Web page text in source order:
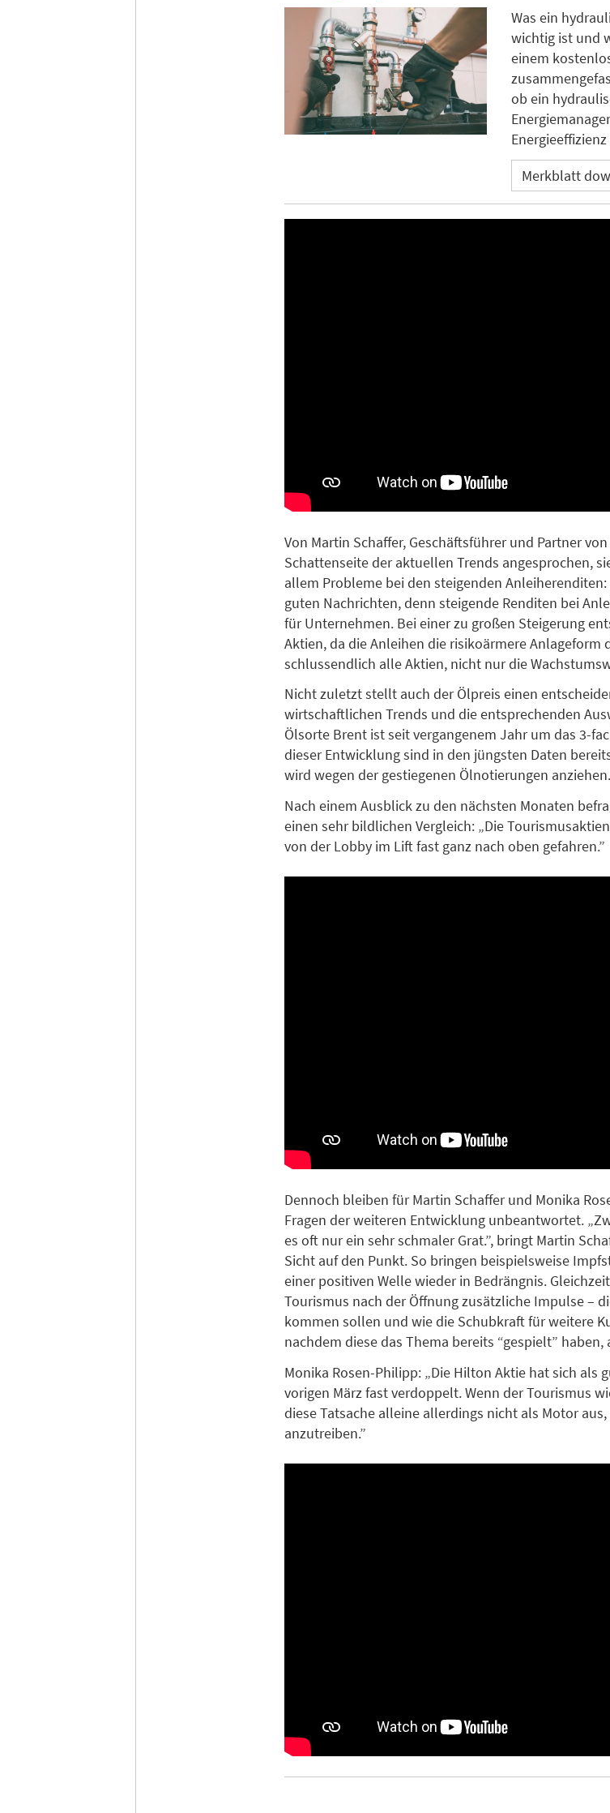
Was ein
wichtig ist und
einem
ob ein
Merkblatt
Von Martin Schaffer, Geschäftsführer und Partner
Schattenseite der aktuellen Trends angesprochen,
allem Probleme bei den steigenden
guten Nachrichten, denn steigende Renditen bei
für Unternehmen. Bei einer zu großen Steigerung
Aktien, da die Anleihen die risikoärmere Anlageform
schlussendlich alle Aktien, nicht nur die
Nicht zuletzt stellt auch der Ölpreis einen
wirtschaftlichen Trends und die entsprechenden
Ölsorte Brent ist seit vergangenem Jahr um das 3-
dieser Entwicklung sind in den jüngsten Daten
wird wegen der gestiegenen Ölnotierungen anziehen.
Nach einem Ausblick zu den nächsten Monaten
einen sehr bildlichen Vergleich: „Die
von der Lobby im Lift fast ganz nach oben gefahren.”
Dennoch bleiben für Martin Schaffer und Monika
Fragen der weiteren Entwicklung unbeantwortet.
es oft nur ein sehr schmaler Grat.”, bringt Martin
Sicht auf den Punkt. So bringen beispielsweise
einer positiven Welle wieder in Bedrängnis.
Tourismus nach der Öffnung zusätzliche Impulse –
kommen sollen und wie die Schubkraft für weitere
nachdem diese das Thema bereits “gespielt” haben,
Monika Rosen-Philipp: „Die Hilton Aktie hat sich als
vorigen März fast verdoppelt. Wenn der Tourismus
diese Tatsache alleine allerdings nicht als Motor
anzutreiben.”